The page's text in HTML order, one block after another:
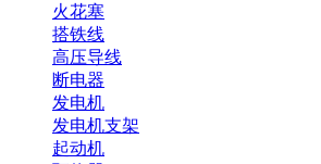
火花塞
搭铁线
高压导线
断电器
发电机
发电机支架
起动机